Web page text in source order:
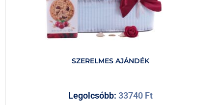
SZERELMES AJÁNDÉK
Legolcsóbb: 33740 Ft